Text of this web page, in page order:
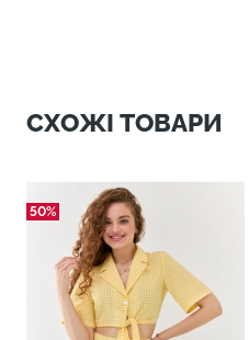
СХОЖІ ТОВАРИ
50%